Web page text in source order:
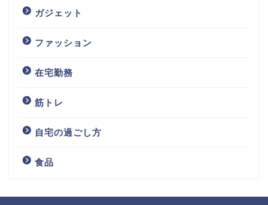
ガジェット
ファッション
在宅勤務
筋トレ
自宅の過ごし方
食品